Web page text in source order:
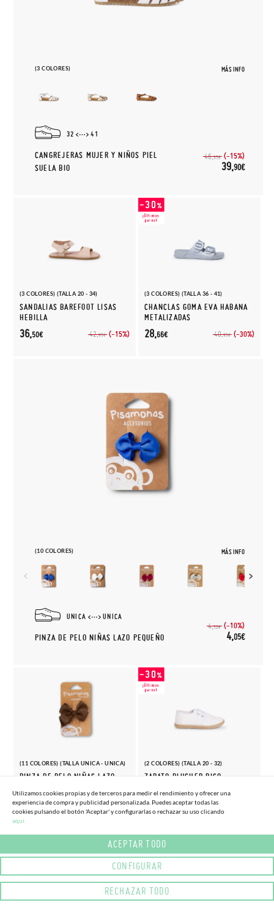
(3 COLORES) MÁS INFO
32 41
CANGREJERAS MUJER Y NIÑOS PIEL
SUELA BIO
46,95€ (-15%)
39,90€
(3 COLORES) (TALLA 20 - 34)
SANDALIAS BAREFOOT LISAS
HEBILLA
42,95€ (-15%)
36,50€
(3 COLORES) (TALLA 36 - 41)
CHANCLAS GOMA EVA HABANA
METALIZADAS
40,95€ (-30%)
28,66€
(10 COLORES) MÁS INFO
UNICA UNICA
PINZA DE PELO NIÑAS LAZO PEQUEÑO
4,50€ (-10%)
4,05€
(11 COLORES) (TALLA UNICA - UNICA)
PINZA DE PELO NIÑAS LAZO
4,95€ (-10%)
4,45€
(2 COLORES) (TALLA 20 - 32)
ZAPATO BLUCHER PISO
27,
19,56€
Utilizamos cookies propias y de terceros para medir el rendimiento y ofrecer una
experiencia de compra y publicidad personalizada. Puedes aceptar todas las
cookies pulsando el botón 'Aceptar' y configurarlas o rechazar su uso clicando
aqui.
ACEPTAR TODO
CONFIGURAR
RECHAZAR TODO